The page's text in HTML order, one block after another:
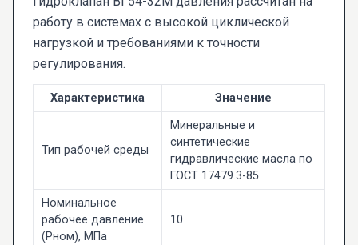
работу в системах с высокой циклической
нагрузкой и требованиями к точности
регулирования.
Характеристика Значение
Тип рабочей среды
Минеральные и
синтетические
гидравлические масла по
ГОСТ 17479.3-85
Номинальное
рабочее давление
(Pном), МПа
10